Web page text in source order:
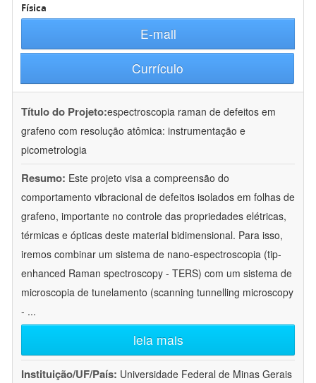
Física
E-mail
Currículo
Título do Projeto:espectroscopia raman de defeitos em
grafeno com resolução atômica: instrumentação e
picometrologia
Resumo: Este projeto visa a compreensão do
comportamento vibracional de defeitos isolados em folhas de
grafeno, importante no controle das propriedades elétricas,
térmicas e ópticas deste material bidimensional. Para isso,
iremos combinar um sistema de nano-espectroscopia (tip-
enhanced Raman spectroscopy - TERS) com um sistema de
microscopia de tunelamento (scanning tunnelling microscopy
- ...
leia mais
Instituição/UF/País: Universidade Federal de Minas Gerais